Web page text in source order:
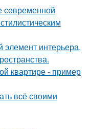
современной
интерьера,
квартире - пример
всё своими